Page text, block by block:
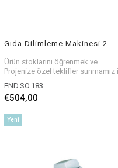
Gıda Dilimleme Makinesi 275 mm
Ürün stoklarını öğrenmek ve
Projenize özel teklifler sunmamız
END.SO.183
€504,00
Yeni